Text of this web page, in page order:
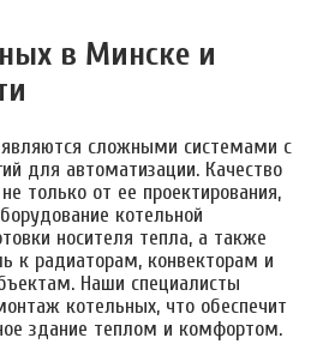
в Минске и
сложными системами с
для автоматизации. Качество
только от ее проектирования,
котельной
носителя тепла, а также
к радиаторам, конвекторам и
Наши специалисты
котельных, что обеспечит
здание теплом и комфортом.